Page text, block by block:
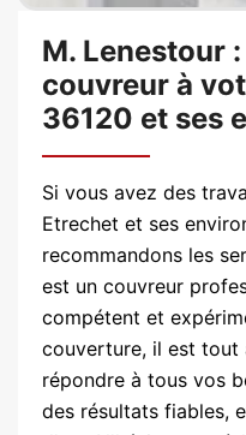
M. Lenestour
couvreur à
36120 et ses
Si vous avez des
Etrechet et ses
recommandons les
est un couvreur
compétent et
couverture, il est tout
répondre à tous vos
des résultats fiables,